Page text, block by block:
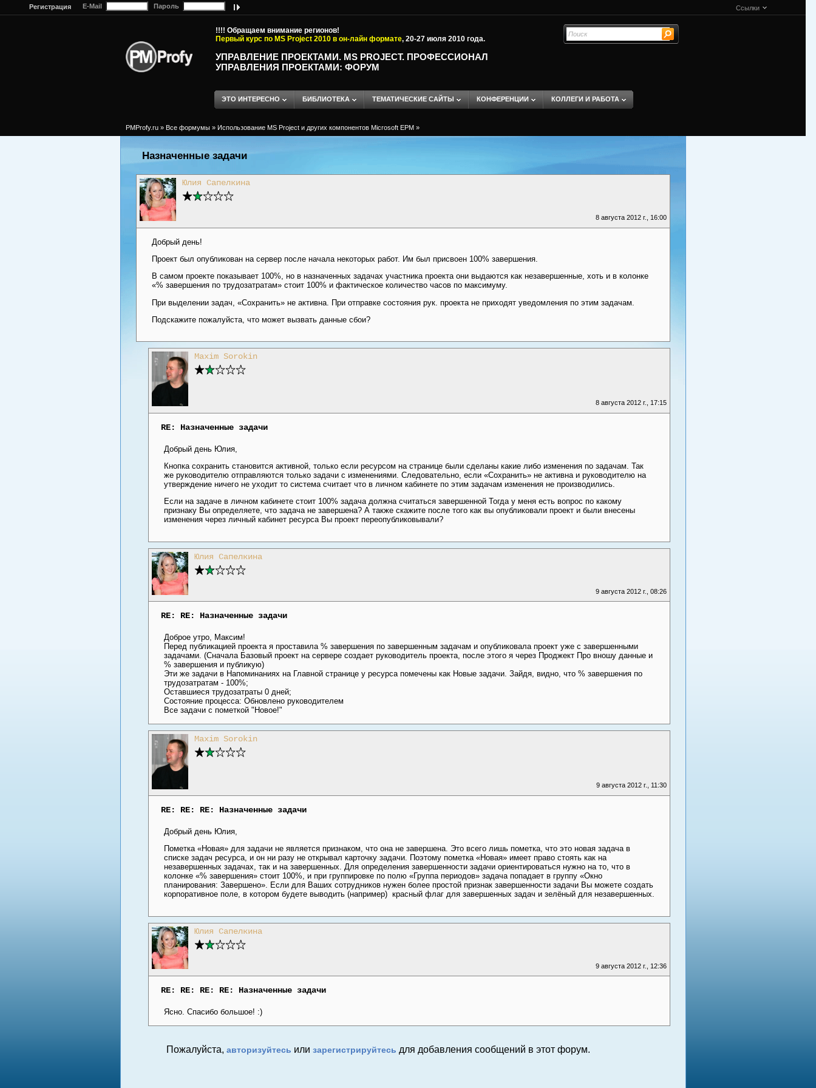
Регистрация E-Mail Пароль Ссылки
!!!! Обращаем внимание регионов!
Первый курс по MS Project 2010 в он-лайн формате, 20-27 июля 2010 года.
УПРАВЛЕНИЕ ПРОЕКТАМИ. MS PROJECT. ПРОФЕССИОНАЛ
УПРАВЛЕНИЯ ПРОЕКТАМИ: ФОРУМ
ЭТО ИНТЕРЕСНО БИБЛИОТЕКА ТЕМАТИЧЕСКИЕ САЙТЫ КОНФЕРЕНЦИИ КОЛЛЕГИ И РАБОТА
PMProfy.ru » Все формумы » Использование MS Project и других компонентов Microsoft EPM »
Назначенные задачи
Юлия Сапелкина
8 августа 2012 г., 16:00
Добрый день!
Проект был опубликован на сервер после начала некоторых работ. Им был присвоен 100% завершения.
В самом проекте показывает 100%, но в назначенных задачах участника проекта они выдаются как незавершенные, хоть и в колонке
«% завершения по трудозатратам» стоит 100% и фактическое количество часов по максимуму.
При выделении задач, «Сохранить» не активна. При отправке состояния рук. проекта не приходят уведомления по этим задачам.
Подскажите пожалуйста, что может вызвать данные сбои?
Maxim Sorokin
8 августа 2012 г., 17:15
RE: Назначенные задачи
Добрый день Юлия,
Кнопка сохранить становится активной, только если ресурсом на странице были сделаны какие либо изменения по задачам. Так
же руководителю отправляются только задачи с изменениями. Следовательно, если «Сохранить» не активна и руководителю на
утверждение ничего не уходит то система считает что в личном кабинете по этим задачам изменения не производились.
Если на задаче в личном кабинете стоит 100% задача должна считаться завершенной Тогда у меня есть вопрос по какому
признаку Вы определяете, что задача не завершена? А также скажите после того как вы опубликовали проект и были внесены
изменения через личный кабинет ресурса Вы проект переопубликовывали?
Юлия Сапелкина
9 августа 2012 г., 08:26
RE: RE: Назначенные задачи
Доброе утро, Максим!
Перед публикацией проекта я проставила % завершения по завершенным задачам и опубликовала проект уже с завершенными
задачами. (Сначала Базовый проект на сервере создает руководитель проекта, после этого я через Проджект Про вношу данные и
% завершения и публикую)
Эти же задачи в Напоминаниях на Главной странице у ресурса помечены как Новые задачи. Зайдя, видно, что % завершения по
трудозатратам - 100%;
Оставшиеся трудозатраты 0 дней;
Состояние процесса: Обновлено руководителем
Все задачи с пометкой "Новое!"
Maxim Sorokin
9 августа 2012 г., 11:30
RE: RE: RE: Назначенные задачи
Добрый день Юлия,
Пометка «Новая» для задачи не является признаком, что она не завершена. Это всего лишь пометка, что это новая задача в
списке задач ресурса, и он ни разу не открывал карточку задачи. Поэтому пометка «Новая» имеет право стоять как на
незавершенных задачах, так и на завершенных. Для определения завершенности задачи ориентироваться нужно на то, что в
колонке «% завершения» стоит 100%, и при группировке по полю «Группа периодов» задача попадает в группу «Окно
планирования: Завершено». Если для Ваших сотрудников нужен более простой признак завершенности задачи Вы можете создать
корпоративное поле, в котором будете выводить (например) красный флаг для завершенных задач и зелёный для незавершенных.
Юлия Сапелкина
9 августа 2012 г., 12:36
RE: RE: RE: RE: Назначенные задачи
Ясно. Спасибо большое! :)
Пожалуйста, авторизуйтесь или зарегистрируйтесь для добавления сообщений в этот форум.